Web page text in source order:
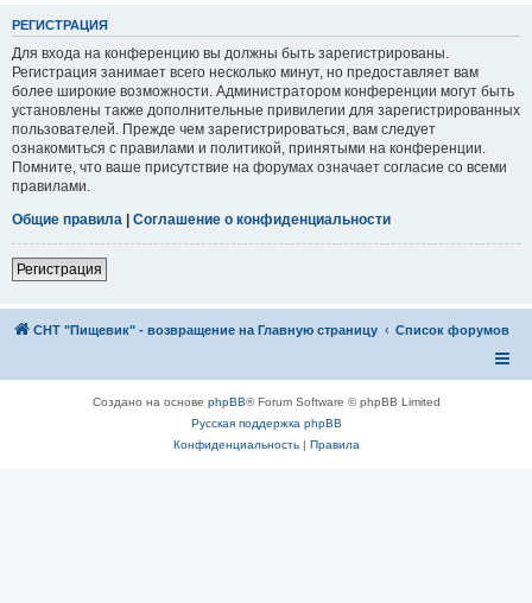
РЕГИСТРАЦИЯ
Для входа на конференцию вы должны быть зарегистрированы.
Регистрация занимает всего несколько минут, но предоставляет вам
более широкие возможности. Администратором конференции могут быть
установлены также дополнительные привилегии для зарегистрированных
пользователей. Прежде чем зарегистрироваться, вам следует
ознакомиться с правилами и политикой, принятыми на конференции.
Помните, что ваше присутствие на форумах означает согласие со всеми
правилами.
Общие правила | Соглашение о конфиденциальности
Регистрация
СНТ "Пищевик" - возвращение на Главную страницу Список форумов
Создано на основе phpBB® Forum Software © phpBB Limited
Русская поддержка phpBB
Конфиденциальность| Правила